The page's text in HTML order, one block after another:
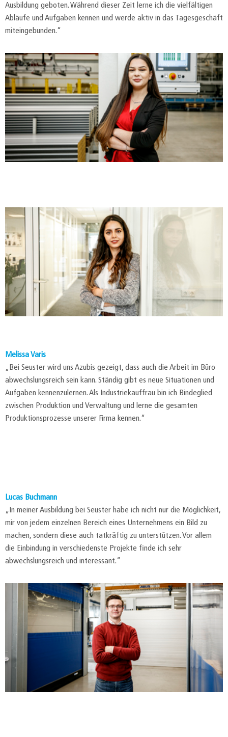
Ausbildung geboten. Während dieser Zeit lerne ich die vielfältigen
Abläufe und Aufgaben kennen und werde aktiv in das Tagesgeschäft
miteingebunden.“
Melissa Varis
„Bei Seuster wird uns Azubis gezeigt, dass auch die Arbeit im Büro
abwechslungsreich sein kann. Ständig gibt es neue Situationen und
Aufgaben kennenzulernen. Als Industriekauffrau bin ich Bindeglied
zwischen Produktion und Verwaltung und lerne die gesamten
Produktionsprozesse unserer Firma kennen.“
Lucas Buchmann
„In meiner Ausbildung bei Seuster habe ich nicht nur die Möglichkeit,
mir von jedem einzelnen Bereich eines Unternehmens ein Bild zu
machen, sondern diese auch tatkräftig zu unterstützen. Vor allem
die Einbindung in verschiedenste Projekte finde ich sehr
abwechslungsreich und interessant.“